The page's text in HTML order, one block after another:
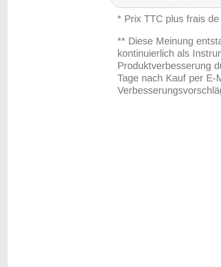
* Prix TTC plus frais
** Diese Meinung
kontinuierlich als
Produktverbesserung
Tage nach Kauf per E-